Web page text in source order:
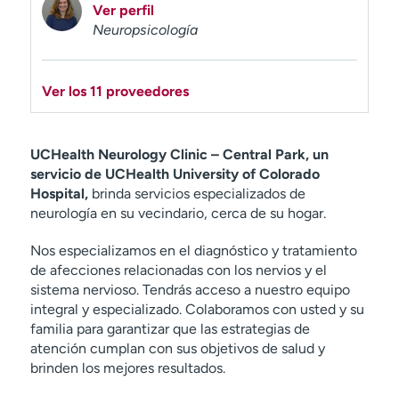
Ver perfil
Neuropsicología
Ver los 11 proveedores
UCHealth Neurology Clinic – Central Park, un
servicio de UCHealth University of Colorado
Hospital,brinda servicios especializados de
neurología en su vecindario, cerca de su hogar.
Nos especializamos en el diagnóstico y tratamiento
de afecciones relacionadas con los nervios y el
sistema nervioso. Tendrás acceso a nuestro equipo
integral y especializado. Colaboramos con usted y su
familia para garantizar que las estrategias de
atención cumplan con sus objetivos de salud y
brinden los mejores resultados.